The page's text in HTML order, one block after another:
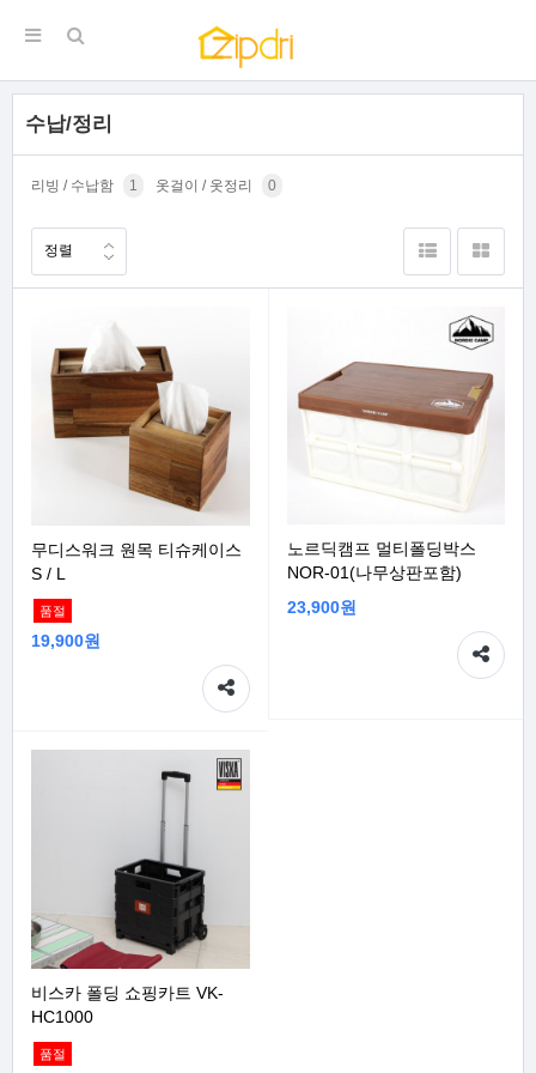
수납/정리
리빙 / 수납함 1 옷걸이 / 옷정리 0
정렬
무디스워크 원목 티슈케이스
S / L
품절
19,900원
노르딕캠프 멀티폴딩박스
NOR-01(나무상판포함)
23,900원
비스카 폴딩 쇼핑카트 VK-
HC1000
품절